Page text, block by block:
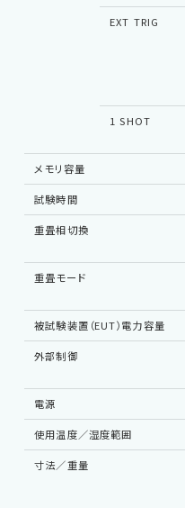
EXT TRIG
1 SHOT
メモリ容量
試験時間
重畳相切換
重畳モード
被試験装置（EUT）電力容量
外部制御
電源
使用温度／湿度範囲
寸法／重量